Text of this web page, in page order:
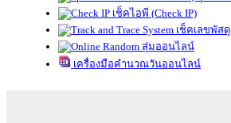
เช็คไอพี (Check IP)
เช็คเลขพัสดุ
สุ่มออนไลน์
เครื่องมือคำนวณวันออนไลน์